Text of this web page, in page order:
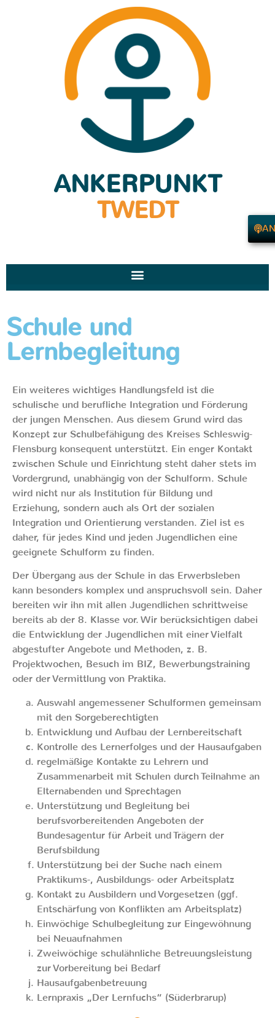
ANKERPUNKT
TWEDT
Schule und
Lernbegleitung
Ein weiteres wichtiges Handlungsfeld ist die
schulische und berufliche Integration und Förderung
der jungen Menschen. Aus diesem Grund wird das
Konzept zur Schulbefähigung des Kreises Schleswig-
Flensburg konsequent unterstützt. Ein enger Kontakt
zwischen Schule und Einrichtung steht daher stets im
Vordergrund, unabhängig von der Schulform. Schule
wird nicht nur als Institution für Bildung und
Erziehung, sondern auch als Ort der sozialen
Integration und Orientierung verstanden. Ziel ist es
daher, für jedes Kind und jeden Jugendlichen eine
geeignete Schulform zu finden.
Der Übergang aus der Schule in das Erwerbsleben
kann besonders komplex und anspruchsvoll sein. Daher
bereiten wir ihn mit allen Jugendlichen schrittweise
bereits ab der 8. Klasse vor. Wir berücksichtigen dabei
die Entwicklung der Jugendlichen mit einer Vielfalt
abgestufter Angebote und Methoden, z. B.
Projektwochen, Besuch im BIZ, Bewerbungstraining
oder der Vermittlung von Praktika.
Auswahl angemessener Schulformen gemeinsam
mit den Sorgeberechtigten
Entwicklung und Aufbau der Lernbereitschaft
Kontrolle des Lernerfolges und der Hausaufgaben
regelmäßige Kontakte zu Lehrern und
Zusammenarbeit mit Schulen durch Teilnahme an
Elternabenden und Sprechtagen
Unterstützung und Begleitung bei
berufsvorbereitenden Angeboten der
Bundesagentur für Arbeit und Trägern der
Berufsbildung
Unterstützung bei der Suche nach einem
Praktikums-, Ausbildungs- oder Arbeitsplatz
Kontakt zu Ausbildern und Vorgesetzen (ggf.
Entschärfung von Konflikten am Arbeitsplatz)
Einwöchige Schulbegleitung zur Eingewöhnung
bei Neuaufnahmen
Zweiwöchige schulähnliche Betreuungsleistung
zur Vorbereitung bei Bedarf
Hausaufgabenbetreuung
Lernpraxis „Der Lernfuchs“ (Süderbrarup)